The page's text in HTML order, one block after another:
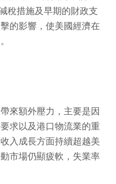
稅措施及早期的財政支
的影響，使美國經濟在
來額外壓力，主要是因
求以及港口物流業的重
入成長方面持續超越美
市場仍顯疲軟，失業率